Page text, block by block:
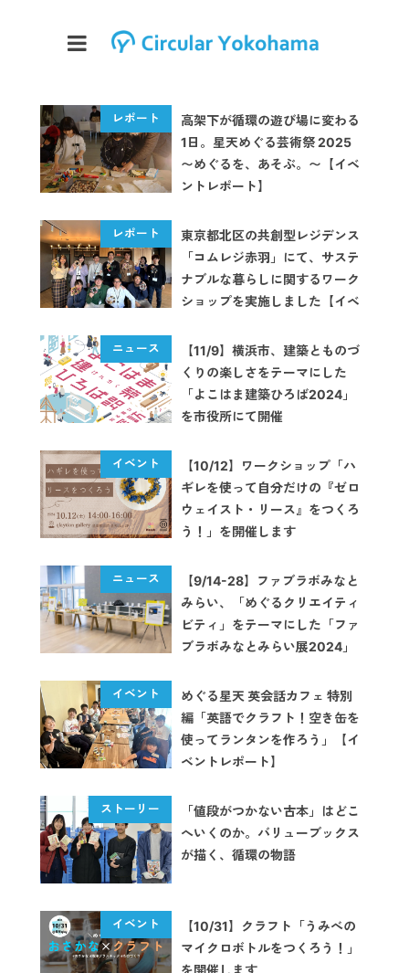
高架下が循環の遊び場に変わる
1日。星天めぐる芸術祭 2025
〜めぐるを、あそぶ。〜【イベ
ントレポート】
東京都北区の共創型レジデンス
「コムレジ赤羽」にて、サステ
ナブルな暮らしに関するワーク
ショップを実施しました【イベ
【11/9】横浜市、建築とものづ
くりの楽しさをテーマにした
「よこはま建築ひろば2024」
を市役所にて開催
【10/12】ワークショップ「ハ
ギレを使って自分だけの『ゼロ
ウェイスト・リース』をつくろ
う！」を開催します
【9/14-28】ファブラボみなと
みらい、「めぐるクリエイティ
ビティ」をテーマにした「ファ
ブラボみなとみらい展2024」
めぐる星天 英会話カフェ 特別
編「英語でクラフト！空き缶を
使ってランタンを作ろう」【イ
ベントレポート】
「値段がつかない古本」はどこ
へいくのか。バリューブックス
が描く、循環の物語
【10/31】クラフト「うみべの
マイクロボトルをつくろう！」
を開催します